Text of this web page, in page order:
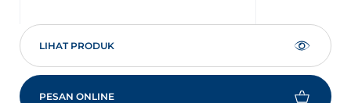
LIHAT PRODUK
PESAN ONLINE